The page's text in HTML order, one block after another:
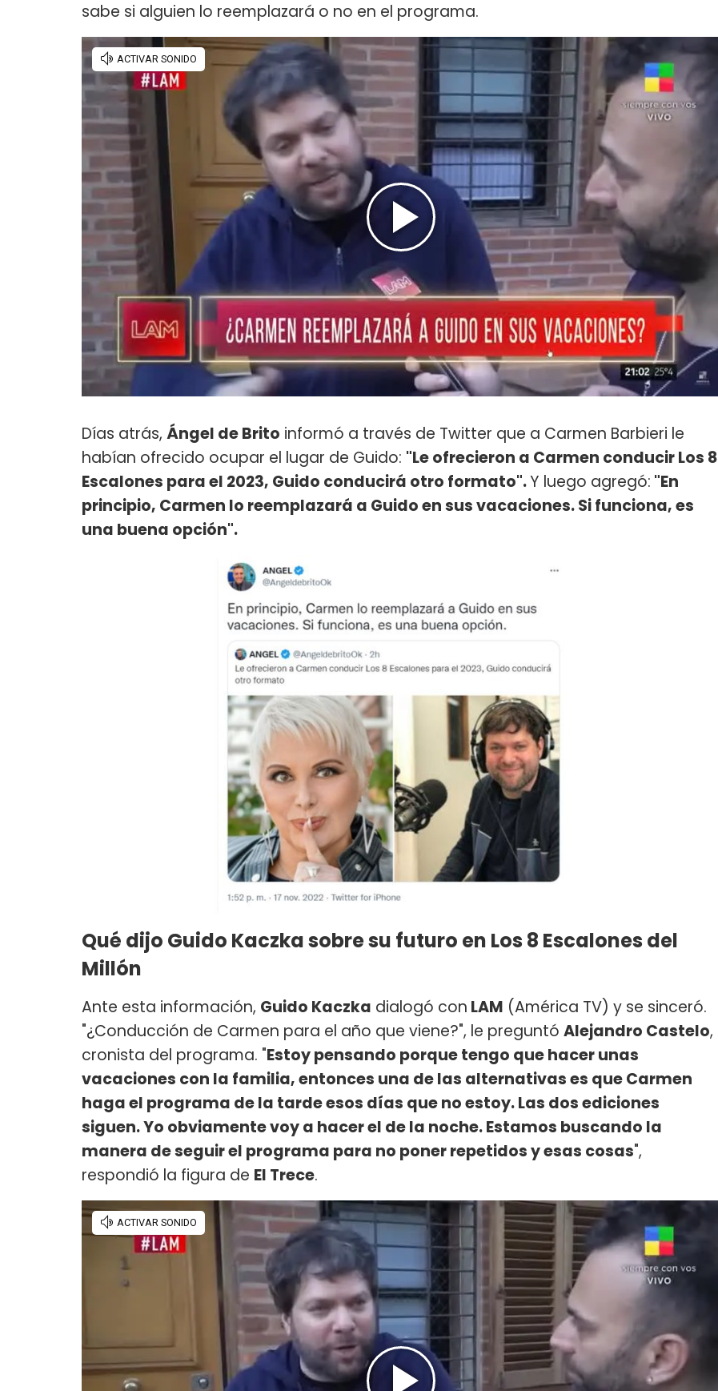
sabe si alguien lo reemplazará o no en el programa.
Días atrás, Ángel de Brito informó a través de Twitter que a Carmen Barbieri le
habían ofrecido ocupar el lugar de Guido: "Le ofrecieron a Carmen conducir Los 8
Escalones para el 2023, Guido conducirá otro formato".Y luego agregó: "En
principio, Carmen lo reemplazará a Guido en sus vacaciones. Si funciona, es
una buena opción".
Qué dijo Guido Kaczka sobre su futuro en Los 8 Escalones del
Millón
Ante esta información, Guido Kaczka dialogó con LAM (América TV) y se sinceró.
"¿Conducción de Carmen para el año que viene?", le preguntó Alejandro Castelo,
cronista del programa. "Estoy pensando porque tengo que hacer unas
vacaciones con la familia, entonces una de las alternativas es que Carmen
haga el programa de la tarde esos días que no estoy. Las dos ediciones
siguen. Yo obviamente voy a hacer el de la noche. Estamos buscando la
manera de seguir el programa para no poner repetidos y esas cosas",
respondió la figura de El Trece.